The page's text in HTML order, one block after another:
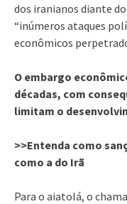
dos iranianos diante
“inúmeros ataques
econômicos
O embargo
décadas, com
limitam o
>>Entenda como
como a do Irã
Para o aiatolá, o